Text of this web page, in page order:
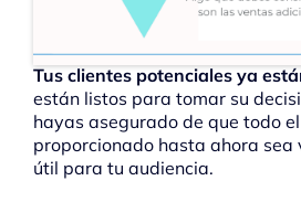
Tus clientes potenciales ya
están listos para tomar su
hayas asegurado de que todo
proporcionado hasta ahora sea
útil para tu audiencia.